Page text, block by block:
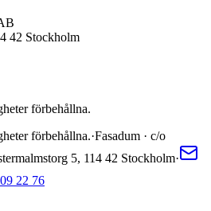
42 Stockholm
förbehållna.
förbehållna.·Fasadum · c/o
5, 114 42 Stockholm·
22 76